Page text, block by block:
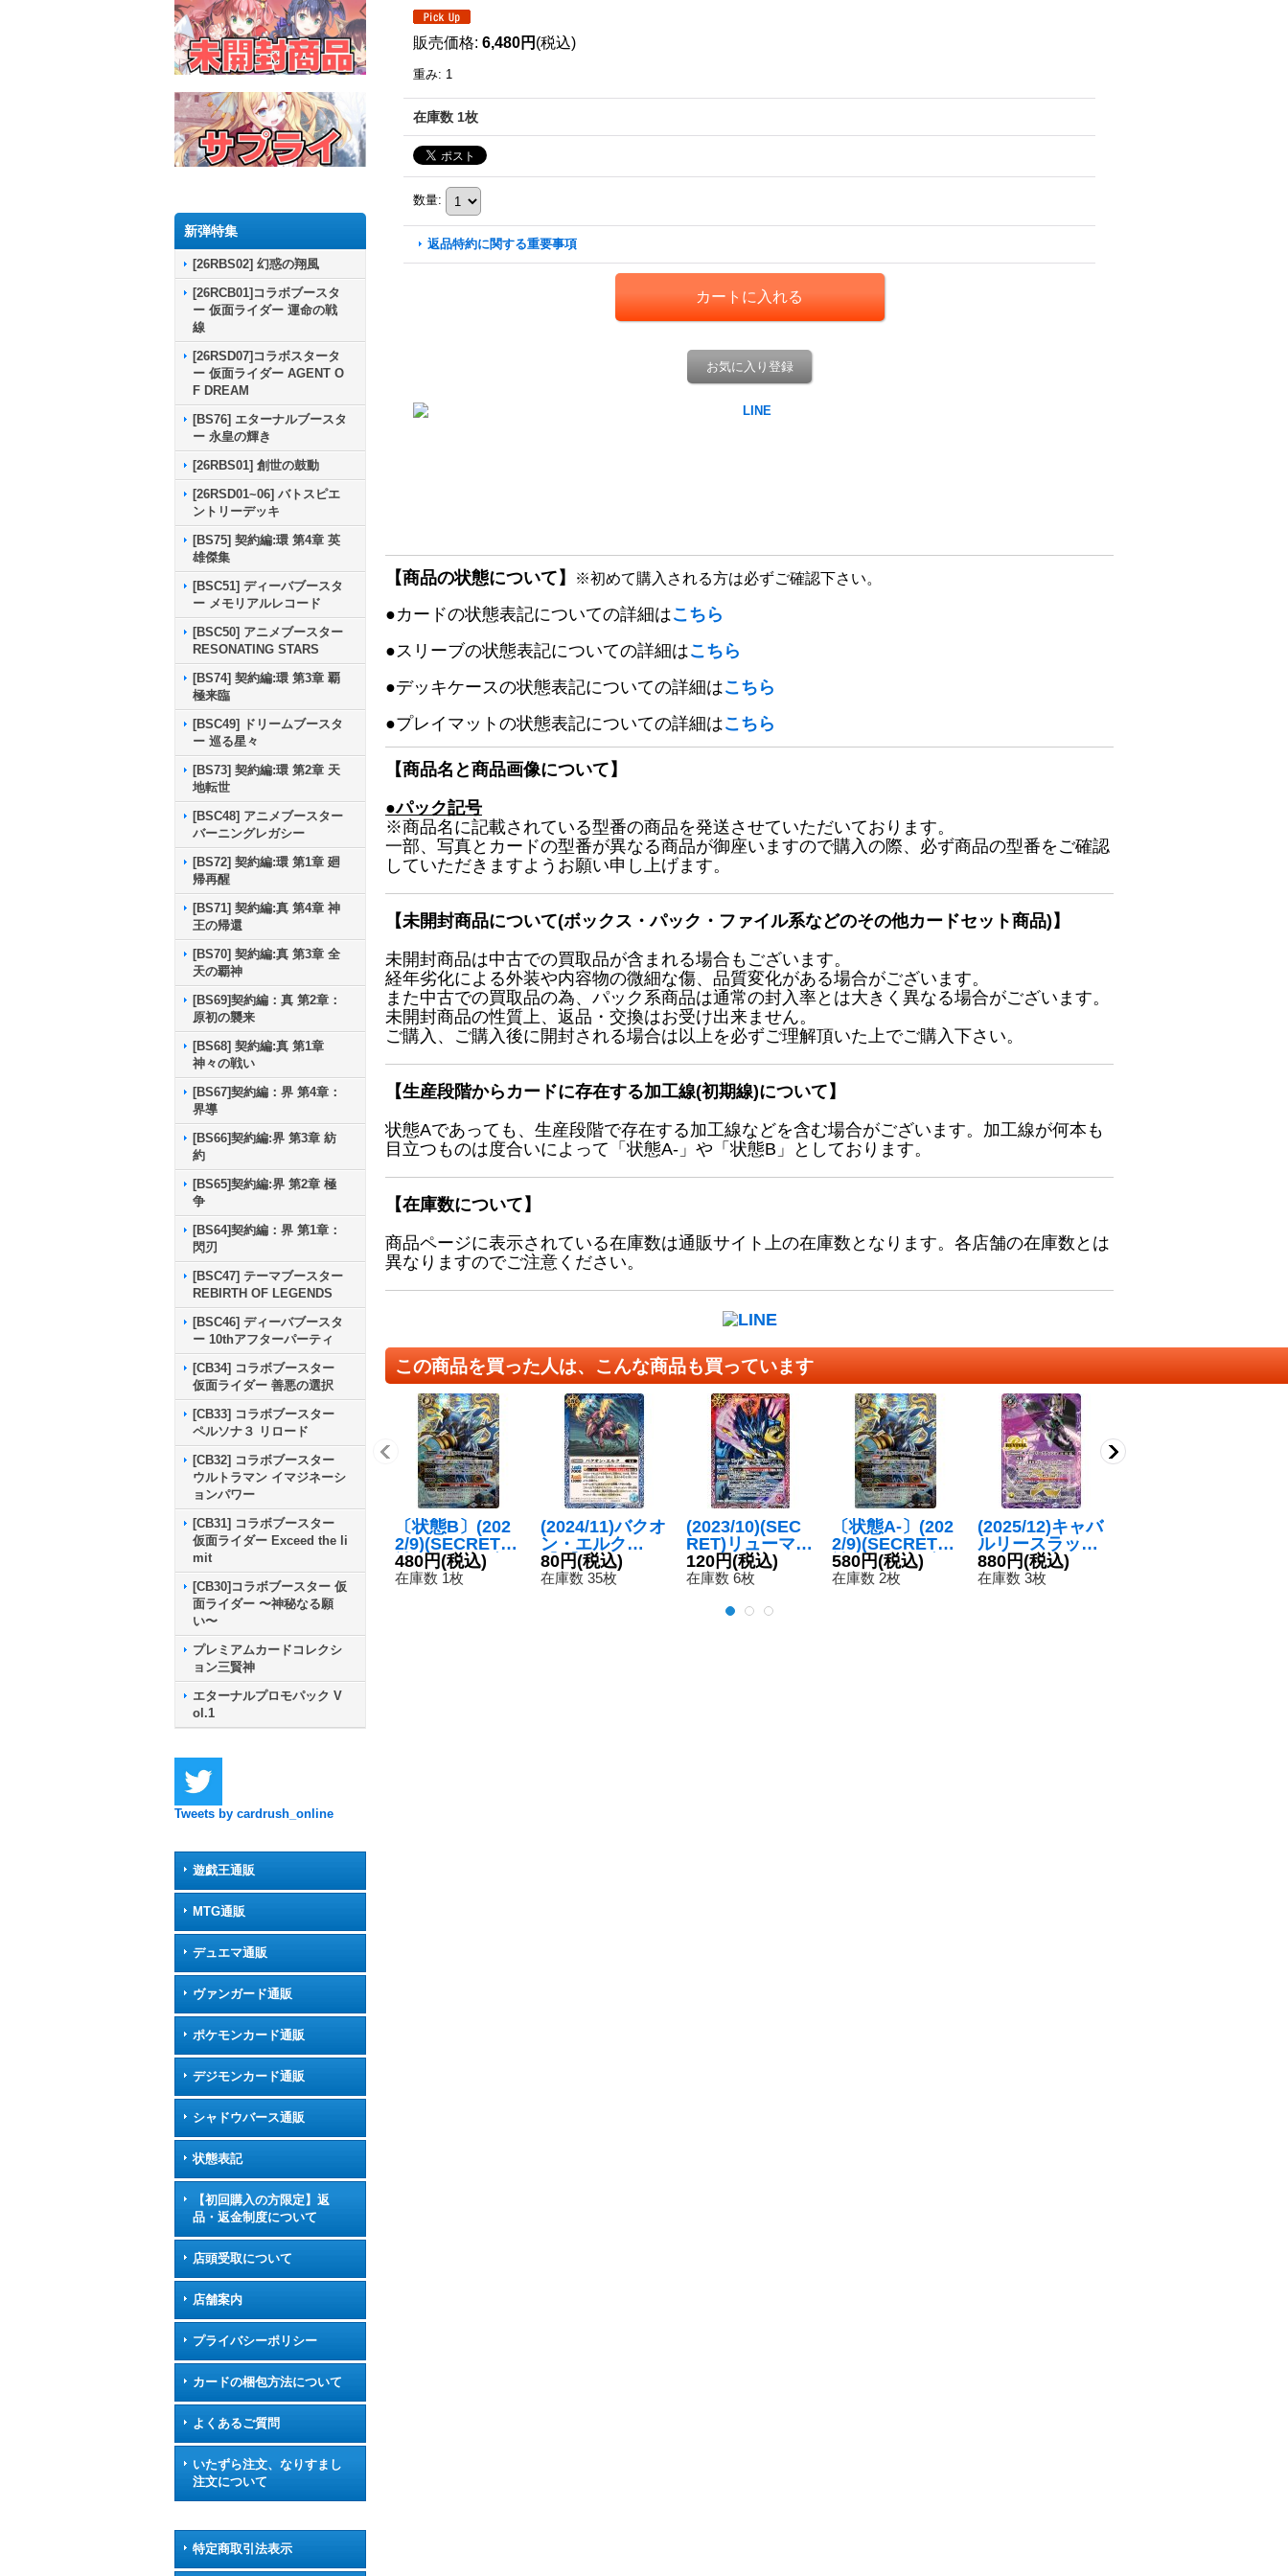
新弾特集
[26RBS02] 幻惑の翔風
[26RCB01]コラボブースタ
ー 仮面ライダー 運命の戦
線
[26RSD07]コラボスタータ
ー 仮面ライダー AGENT O
F DREAM
[BS76] エターナルブースタ
ー 永皇の輝き
[26RBS01] 創世の鼓動
[26RSD01~06] バトスピエ
ントリーデッキ
[BS75] 契約編:環 第4章 英
雄傑集
[BSC51] ディーバブースタ
ー メモリアルレコード
[BSC50] アニメブースター
RESONATING STARS
[BS74] 契約編:環 第3章 覇
極来臨
[BSC49] ドリームブースタ
ー 巡る星々
[BS73] 契約編:環 第2章 天
地転世
[BSC48] アニメブースター
バーニングレガシー
[BS72] 契約編:環 第1章 廻
帰再醒
[BS71] 契約編:真 第4章 神
王の帰還
[BS70] 契約編:真 第3章 全
天の覇神
[BS69]契約編：真 第2章：
原初の襲来
[BS68] 契約編:真 第1章
神々の戦い
[BS67]契約編：界 第4章：
界導
[BS66]契約編:界 第3章 紡
約
[BS65]契約編:界 第2章 極
争
[BS64]契約編：界 第1章：
閃刃
[BSC47] テーマブースター
REBIRTH OF LEGENDS
[BSC46] ディーバブースタ
ー 10thアフターパーティ
[CB34] コラボブースター
仮面ライダー 善悪の選択
[CB33] コラボブースター
ペルソナ３ リロード
[CB32] コラボブースター
ウルトラマン イマジネーシ
ョンパワー
[CB31] コラボブースター
仮面ライダー Exceed the li
mit
[CB30]コラボブースター 仮
面ライダー 〜神秘なる願
い〜
プレミアムカードコレクシ
ョン三賢神
エターナルプロモパック V
ol.1
Tweets by cardrush_online
遊戯王通販
MTG通販
デュエマ通販
ヴァンガード通販
ポケモンカード通販
デジモンカード通販
シャドウバース通販
状態表記
【初回購入の方限定】返
品・返金制度について
店頭受取について
店舗案内
プライバシーポリシー
カードの梱包方法について
よくあるご質問
いたずら注文、なりすまし
注文について
特定商取引法表示
販売価格: 6,480円 (税込)
重み: 1
在庫数 1枚
数量:
返品特約に関する重要事項
お気に入り登録
【商品の状態について】 ※初めて購入される方は必ずご確認下さい。
●カードの状態表記についての詳細はこちら
●スリーブの状態表記についての詳細はこちら
●デッキケースの状態表記についての詳細はこちら
●プレイマットの状態表記についての詳細はこちら
【商品名と商品画像について】
●パック記号
※商品名に記載されている型番の商品を発送させていただいております。
一部、写真とカードの型番が異なる商品が御座いますので購入の際、必ず商品の型番をご確認
していただきますようお願い申し上げます。
【未開封商品について(ボックス・パック・ファイル系などのその他カードセット商品)】
未開封商品は中古での買取品が含まれる場合もございます。
経年劣化による外装や内容物の微細な傷、品質変化がある場合がございます。
また中古での買取品の為、パック系商品は通常の封入率とは大きく異なる場合がございます。
未開封商品の性質上、返品・交換はお受け出来ません。
ご購入、ご購入後に開封される場合は以上を必ずご理解頂いた上でご購入下さい。
【生産段階からカードに存在する加工線(初期線)について】
状態Aであっても、生産段階で存在する加工線などを含む場合がございます。加工線が何本も
目立つものは度合いによって「状態A-」や「状態B」としております。
【在庫数について】
商品ページに表示されている在庫数は通販サイト上の在庫数となります。各店舗の在庫数とは
異なりますのでご注意ください。
この商品を買った人は、こんな商品も買っています
〔状態B〕(202
2/9)(SECRET)
神海皇子ガブ
ル・シャック
480円(税込)
在庫数 1枚
(2024/11)バクオ
ン・エルク
【C】{BS69-06
6}《青》
80円(税込)
在庫数 35枚
(2023/10)(SEC
RET)リューマ
ン・ポラリス(B
SC41収録)【M-
01}《赤》
120円(税込)
在庫数 6枚
〔状態A-〕(202
2/9)(SECRET)
神海皇子ガブ
ル・シャック
580円(税込)
在庫数 2枚
(2025/12)キャバ
ルリースラッシ
ュ/ソーディア
ス・アーサー・
880円(税込)
在庫数 3枚